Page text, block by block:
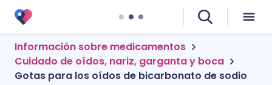
Información sobre medicamentos
Cuidado de oídos, nariz, garganta y boca
Gotas para los oídos de bicarbonato de sodio